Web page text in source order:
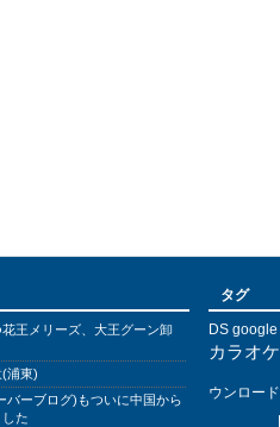
王メリーズ、大王グーン卸
浦東)
バーブログ)もついに中国から
た
タグ
DS google
カラオケ
ウンロード